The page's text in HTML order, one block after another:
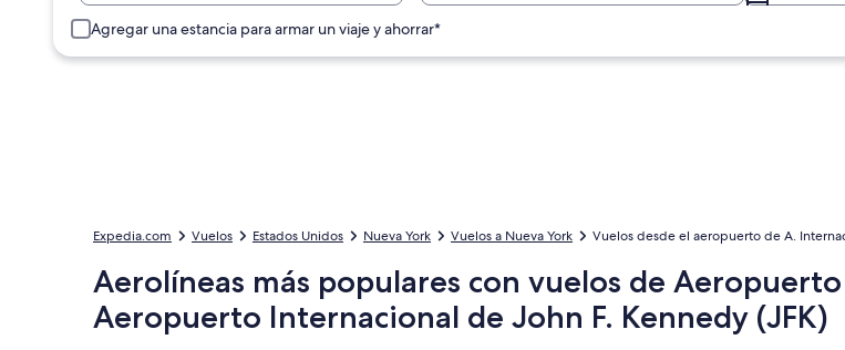
Agregar una estancia para armar un viaje y ahorrar*
Expedia.com Vuelos Estados Unidos Nueva York Vuelos a Nueva York Vuelos desde el aeropuerto de A.
Aerolíneas más populares con vuelos de
Aeropuerto Internacional de John F. Kennedy (JFK)